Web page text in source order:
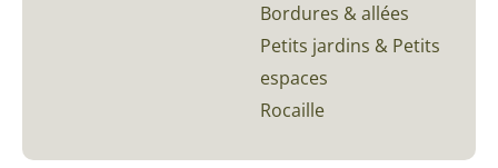
Bordures & allées
Petits jardins & Petits
espaces
Rocaille